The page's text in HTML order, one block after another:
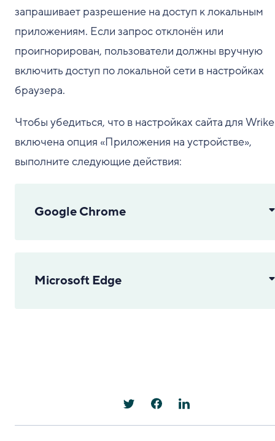
запрашивает разрешение на доступ к локальным
приложениям. Если запрос отклонён или
проигнорирован, пользователи должны вручную
включить доступ по локальной сети в настройках
браузера.
Чтобы убедиться, что в настройках сайта для Wrike
включена опция «Приложения на устройстве»,
выполните следующие действия:
Google Chrome
Microsoft Edge